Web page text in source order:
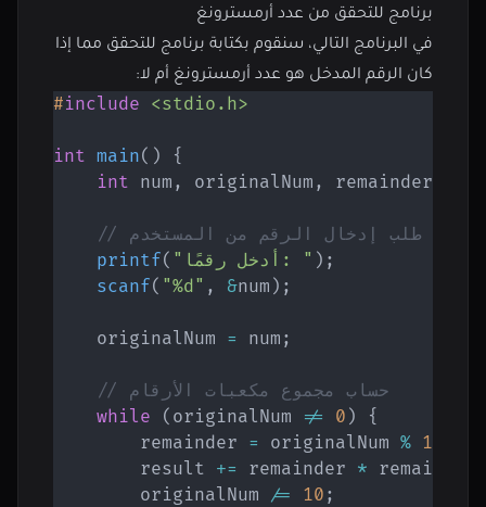
برنامج للتحقق من عدد أرمسترونغ
في البرنامج التالي، سنقوم بكتابة برنامج للتحقق مما إذا
كان الرقم المدخل هو عدد أرمسترونغ أم لا:
#include <stdio.h>
int main( )
{
int num , originalNum , remainder
// طلب إدخال الرقم من المستخدم
printf( "أدخل رقمًا: " ) ;
scanf( "%d" , &num ) ;
    originalNum
= num ;
// حساب مجموع مكعبات الأرقام
while
( originalNum != 0 )
{
        remainder
= originalNum % 10
        result
+= remainder * remainder
        originalNum
/= 10 ;